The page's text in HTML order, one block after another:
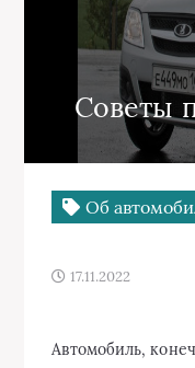
Cоветы
Об
17.11.2022
Автомобиль,